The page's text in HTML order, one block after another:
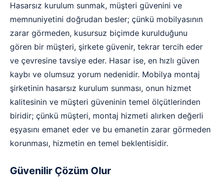
Hasarsız kurulum sunmak, müşteri güvenini ve
memnuniyetini doğrudan besler; çünkü mobilyasının
zarar görmeden, kusursuz biçimde kurulduğunu
gören bir müşteri, şirkete güvenir, tekrar tercih eder
ve çevresine tavsiye eder. Hasar ise, en hızlı güven
kaybı ve olumsuz yorum nedenidir. Mobilya montaj
şirketinin hasarsız kurulum sunması, onun hizmet
kalitesinin ve müşteri güveninin temel ölçütlerinden
biridir; çünkü müşteri, montaj hizmeti alırken değerli
eşyasını emanet eder ve bu emanetin zarar görmeden
korunması, hizmetin en temel beklentisidir.
Güvenilir Çözüm Olur